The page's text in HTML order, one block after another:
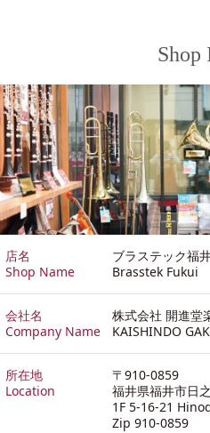
Shop
店名
Shop Name
ブラステック福
Brasstek Fukui
会社名
Company Name
株式会社 開進堂
KAISHINDO
所在地
Location
〒910-0859
福井県福井市日
1F 5-16-21
Zip 910-0859